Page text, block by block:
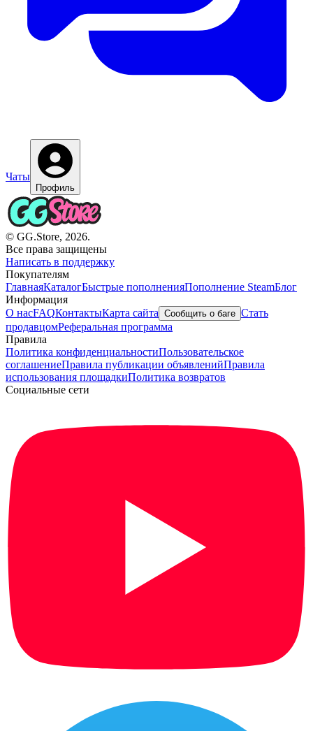
Чаты
Профиль
© GG.Store, 2026.
Все права защищены
Написать в поддержку
Покупателям
ГлавнаяКаталогБыстрые пополненияПополнение SteamБлог
Информация
О насFAQКонтактыКарта сайта Сообщить о баге Стать
продавцомРеферальная программа
Правила
Политика конфиденциальностиПользовательское
соглашениеПравила публикации объявленийПравила
использования площадкиПолитика возвратов
Социальные сети